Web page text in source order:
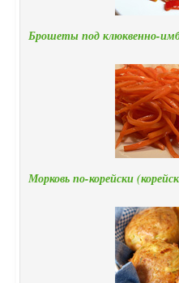
Брошеты под клюквенно-
Морковь по-корейски